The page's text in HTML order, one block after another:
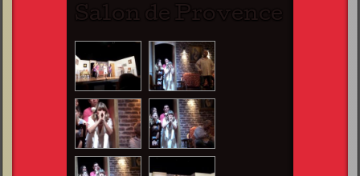
Salon de Provence